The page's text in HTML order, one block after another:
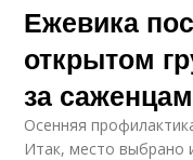
Ежевика
открытом
за
Осенняя
Итак, место выбрано